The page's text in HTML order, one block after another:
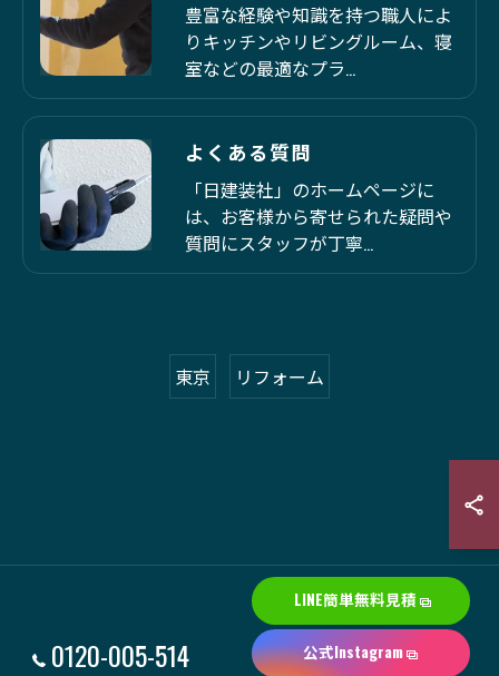
豊富な経験や知識を持つ職人によ
りキッチンやリビングルーム、寝
室などの最適なプラ…
よくある質問
「日建装社」のホームページに
は、お客様から寄せられた疑問や
質問にスタッフが丁寧…
東京 リフォーム
0120-005-514
LINE簡単無料見積
公式Instagram